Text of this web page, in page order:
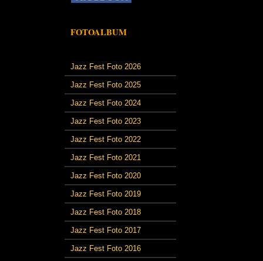
FOTOALBUM
Jazz Fest Foto 2026
Jazz Fest Foto 2025
Jazz Fest Foto 2024
Jazz Fest Foto 2023
Jazz Fest Foto 2022
Jazz Fest Foto 2021
Jazz Fest Foto 2020
Jazz Fest Foto 2019
Jazz Fest Foto 2018
Jazz Fest Foto 2017
Jazz Fest Foto 2016